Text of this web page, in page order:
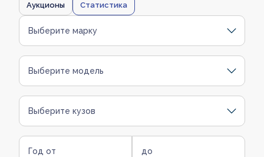
Аукционы Статистика
Выберите марку
Выберите модель
Выберите кузов
Год от до